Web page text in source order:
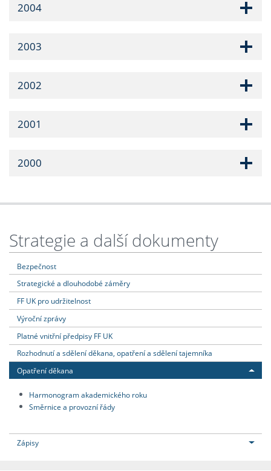
2004
2003
2002
2001
2000
Strategie a další dokumenty
Bezpečnost
Strategické a dlouhodobé záměry
FF UK pro udržitelnost
Výroční zprávy
Platné vnitřní předpisy FF UK
Rozhodnutí a sdělení děkana, opatření a sdělení tajemníka
Opatření děkana
Harmonogram akademického roku
Směrnice a provozní řády
Zápisy